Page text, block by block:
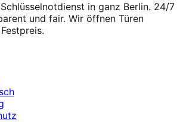
in ganz Berlin. 24/7
und fair. Wir öffnen Türen